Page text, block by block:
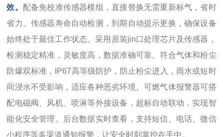
效。 配备免校准传感器模组，直接替换无需重新标气，省时
省力。传感器寿命自动检测，到期自动提示更换，确保设备
始终处于最佳工作状态。采用原装jin口处理芯片及传感器，
检测稳定精准，灵敏度高，数据准确可靠。符合气体和粉尘
防爆双标准，IP67高等级防护，防止粉尘进入，雨水或短时
间浸水不受影响，适应各种恶劣环境。可燃气体报警器可搭
配电磁阀、风机、喷淋等外接设备，超标自动联动，实现智
能化安全管理。后台数据实时查看，支持短信、电话、微信
小程序等多渠道通知报警，让安全时刻掌控在手中。